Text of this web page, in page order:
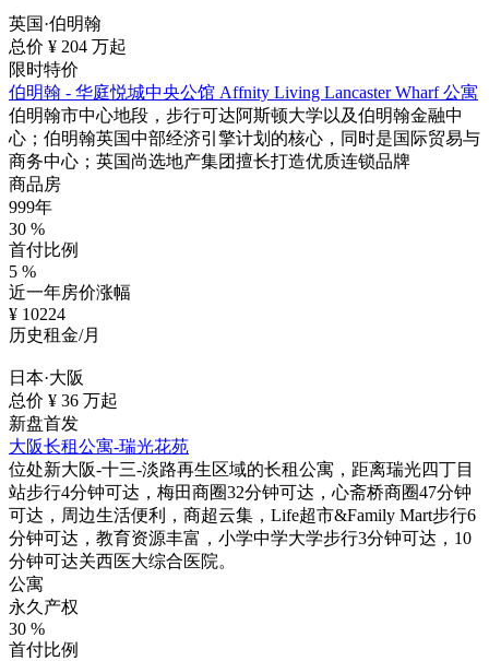
英国·伯明翰
总价 ¥ 204 万起
限时特价
伯明翰 - 华庭悦城中央公馆 Affnity Living Lancaster Wharf 公寓
伯明翰市中心地段，步行可达阿斯顿大学以及伯明翰金融中
心；伯明翰英国中部经济引擎计划的核心，同时是国际贸易与
商务中心；英国尚选地产集团擅长打造优质连锁品牌
商品房
999年
30 %
首付比例
5 %
近一年房价涨幅
¥ 10224
历史租金/月
日本·大阪
总价 ¥ 36 万起
新盘首发
大阪长租公寓-瑞光花苑
位处新大阪-十三-淡路再生区域的长租公寓，距离瑞光四丁目
站步行4分钟可达，梅田商圈32分钟可达，心斋桥商圈47分钟
可达，周边生活便利，商超云集，Life超市&Family Mart步行6
分钟可达，教育资源丰富，小学中学大学步行3分钟可达，10
分钟可达关西医大综合医院。
公寓
永久产权
30 %
首付比例